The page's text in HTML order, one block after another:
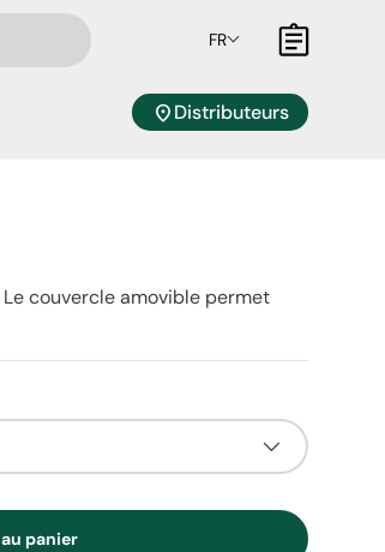
FR Panier
location_onDistributeurs
couvercle amovible permet
panier